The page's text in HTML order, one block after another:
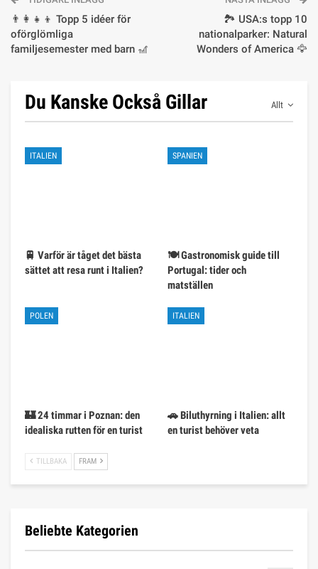
👨‍👩‍👧‍👦 Topp 5 idéer för
oförglömliga
familjesemester med barn 🎢
🏞️ USA:s topp 10
nationalparker: Natural
Wonders of America 🦅
Allt
Du Kanske Också Gillar
ITALIEN
🚆 Varför är tåget det bästa
sättet att resa runt i Italien?
SPANIEN
🍽️ Gastronomisk guide till
Portugal: tider och
matställen
POLEN
🏰 24 timmar i Poznan: den
idealiska rutten för en turist
ITALIEN
🚗 Biluthyrning i Italien: allt
en turist behöver veta
TILLBAKA FRAM
Beliebte Kategorien